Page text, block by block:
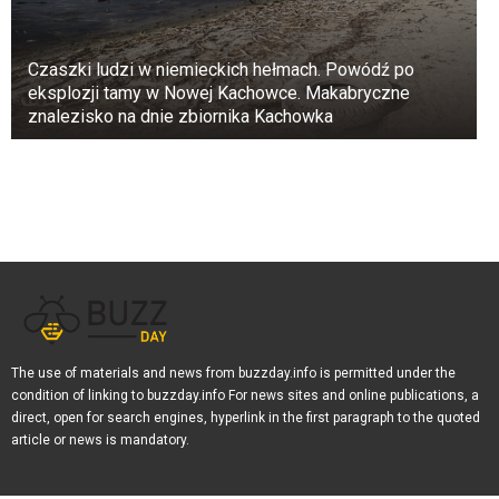
zazwyczaj pokrywają tylko niewielkie kwoty.
Jak się chronić?
Najpewniejszą strategią jest wcześniejsze
umowy najmu,
testamenty, akty darowizny i notarialne umowy
pożyczki,
potwierdzenia wypłaty z ubezpieczenia.
Czaszki ludzi w niemieckich hełmach. Powódź po
eksplozji tamy w Nowej Kachowce. Makabryczne
znalezisko na dnie zbiornika Kachowka
The use of materials and news from buzzday.info is permitted under the
condition of linking to buzzday.info For news sites and online publications, a
direct, open for search engines, hyperlink in the first paragraph to the quoted
article or news is mandatory.